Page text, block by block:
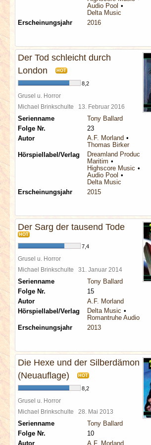
Audio Pool
Delta Music
Erscheinungsjahr
2016
Der Tod schleicht durch
London
HOT
8,2
Grusel u. Horror
Michael Brinkschulte 13. Februar 2016
Serienname
Tony Ballard
Folge Nr.
23
Autor
A.F. Morland
Thomas Birker
Hörspiellabel/Verlag
Dreamland Productions
Maritim
Highscore Music
Audio Pool
Delta Music
Erscheinungsjahr
2015
Der Sarg der tausend Tode
HOT
7,4
Grusel u. Horror
Michael Brinkschulte 31. Januar 2014
Serienname
Tony Ballard
Folge Nr.
15
Autor
A.F. Morland
Hörspiellabel/Verlag
Delta Music
Romantruhe Audio
Erscheinungsjahr
2013
Die Hexe und der Silberdämon
(Neuauflage)
HOT
8,2
Grusel u. Horror
Michael Brinkschulte 28. Mai 2013
Serienname
Tony Ballard
Folge Nr.
10
Autor
A.F. Morland